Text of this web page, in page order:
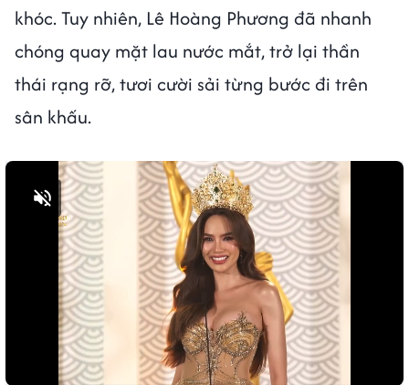
khóc. Tuy nhiên, Lê Hoàng Phương đã nhanh
chóng quay mặt lau nước mắt, trở lại thần
thái rạng rỡ, tươi cười sải từng bước đi trên
sân khấu.
Bật tiếng